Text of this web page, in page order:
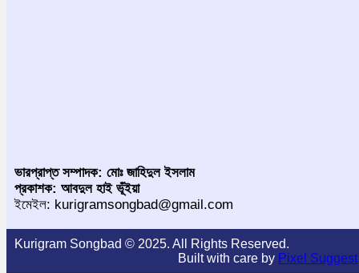
ভারপ্রাপ্ত সম্পাদক: মোঃ জাহিদুল ইসলাম
প্রকাশক: আবদুল হাই ভূঁইয়া
ইমেইল: kurigramsongbad@gmail.com
Kurigram Songbad © 2025. All Rights Reserved.
Built with care by Pixel Suggest